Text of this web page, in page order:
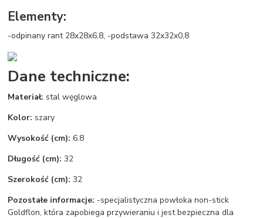
Elementy:
-odpinany rant 28x28x6,8, -podstawa 32x32x0,8
Dane techniczne:
Materiał: stal węglowa
Kolor: szary
Wysokość (cm): 6.8
Długość (cm): 32
Szerokość (cm): 32
Pozostałe informacje: -specjalistyczna powłoka non-stick
Goldflon, która zapobiega przywieraniu i jest bezpieczna dla